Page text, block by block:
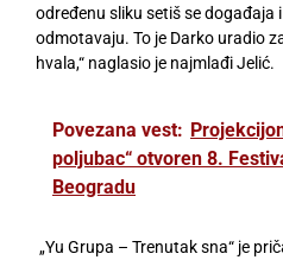
određenu sliku setiš se događaja
odmotavaju. To je Darko uradio
hvala,“ naglasio je najmlađi Jelić.
Povezana vest:
poljubac“ otvoren 8.
Beogradu
„Yu Grupa – Trenutak sna“ je